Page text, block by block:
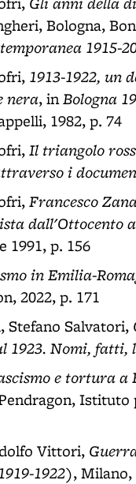
Bologna,
1915-
1913-1922, un
nera, inBologna
1982, p. 74
Il triangolo
i
Francesco
dall'Ottocento
1991, p. 156
in Emilia-
2022, p. 171
Stefano Salvatori,
1923. Nomi, fatti,
e tortura a
Istituto
Vittori,
1922), Milano,